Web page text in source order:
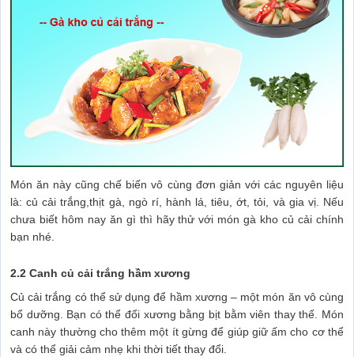
Món ăn này cũng chế biến vô cùng đơn giản với các nguyên liệu
là: củ cải trắng,thịt gà, ngò rí, hành lá, tiêu, ớt, tỏi, và gia vị. Nếu
chưa biết hôm nay ăn gì thì hãy thử với món gà kho củ cải chính
bạn nhé.
2.2 Canh củ cải trắng hầm xương
Củ cải trắng có thể sử dụng để hầm xương – một món ăn vô cùng
bổ dưỡng. Bạn có thể đổi xương bằng bịt bằm viên thay thế. Món
canh này thường cho thêm một ít gừng để giúp giữ ấm cho cơ thể
và có thể giải cảm nhẹ khi thời tiết thay đổi.